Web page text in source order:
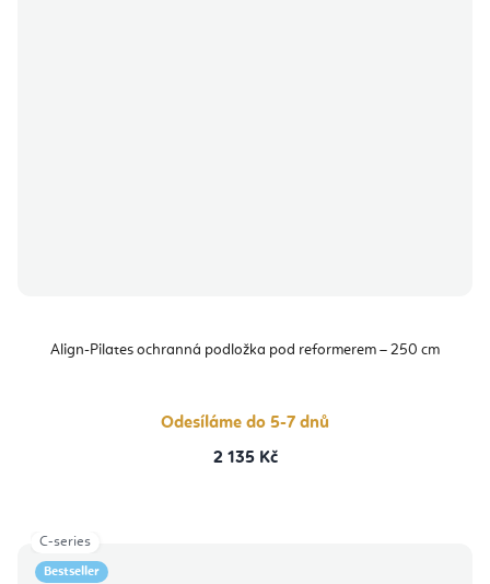
Align-Pilates ochranná podložka pod reformerem – 250 cm
Odesíláme do 5-7 dnů
2 135 Kč
Bestseller
C-series